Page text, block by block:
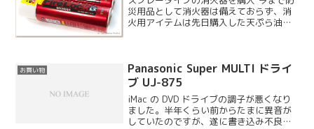
災用品として消火器は備えておらず、消
火用アイテムは先日購入した天ぷら油の
はアメリカ実績 No....
お買い物
Panasonic Super MULTI ドライ
ブ UJ-875
iMac の DVD ドライブの調子が悪くなり
ました。半年くらい前からたまに異音が
していたのですが、遂に書き込み不良エ